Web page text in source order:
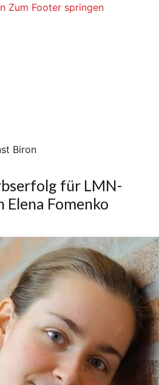
Zum Footer springen
Biron
für LMN-
Elena Fomenko